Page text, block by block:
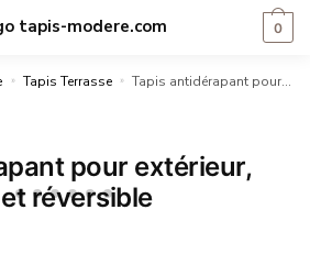
0
» Tapis Terrasse » Tapis antidérapant pour extérieur, imperméable et réversible
pour extérieur,
réversible